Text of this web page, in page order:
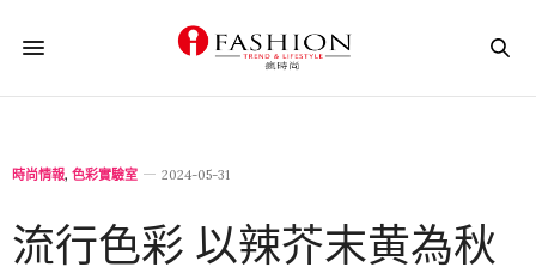
時尚情報, 色彩實驗室 2024-05-31
流行色彩 以辣芥末黄為秋